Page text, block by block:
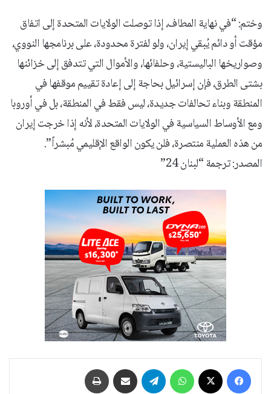
وختم: “في نهاية المطاف، إذا توصلت الولايات المتحدة إلى اتفاق
مؤقت أو دائم يُبقي إيران، ولو لفترة محدودة، على برنامجها النووي،
وصواريخها الباليستية، وحلفائها، والأموال التي تتدفق إلى خزائنها
بشتى الطرق، فإن إسرائيل بحاجة إلى إعادة تقييم موقفها في
المنطقة وبناء تحالفات جديدة، ليس فقط في المنطقة، بل في أوروبا
ومع الأوساط السياسية في الولايات المتحدة، لأنه إذا خرجت إيران
من هذه العملية منتصرة، فلن يكون الواقع الإقليمي مُبشراً”.
المصدر: ترجمة “لبنان 24”
فيسبوك واتساب تيلقرام مشاركة عبر البريد